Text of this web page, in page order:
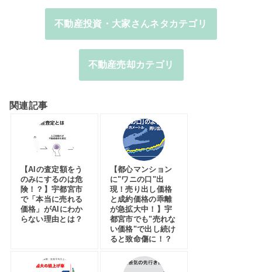
不動産投資・大家さんネタカテゴリ
不動産売却カテゴリ
関連記事
【AIの査定額をう
のみにするのは危
険！？】宇都宮市
で「本当に売れる
価格」がAIにわか
らない理由とは？
【都心マンション
に"ワニの口"出
現！売り出し価格
と成約価格の乖離
が急拡大中！】宇
都宮市でも"売れな
い価格"で出し続け
ると致命傷に！？